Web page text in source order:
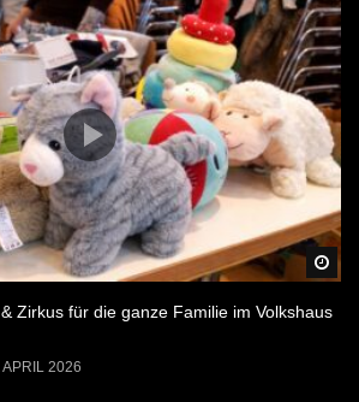
Zirkus für die ganze Familie im Volkshaus
APRIL 2026